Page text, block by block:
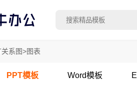
系图>图表
PPT模板 Word模板